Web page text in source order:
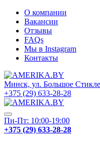
О компании
Вакансии
Отзывы
FAQs
Мы в Instagram
Контакты
Минск, ул. Большое
+375 (29) 633-28-28
Пн-Пт: 10:00-19:00
+375 (29) 633-28-28